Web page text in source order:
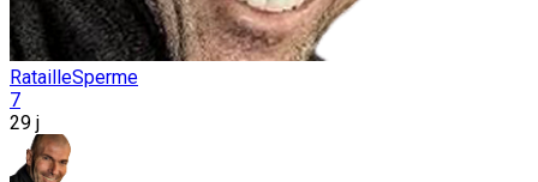
RatailleSperme
7
29 j